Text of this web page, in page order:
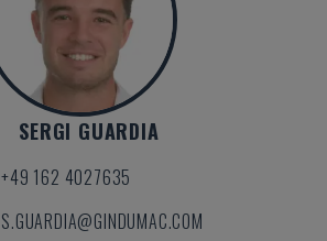
SERGI GUARDIA
+49 162 4027635
S.GUARDIA@GINDUMAC.COM